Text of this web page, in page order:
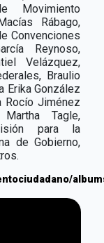
Movimiento
Rábago,
Convenciones
Reynoso,
Velázquez,
Braulio
Erika González
Rocío Jiménez
Tagle,
para la
de Gobierno,